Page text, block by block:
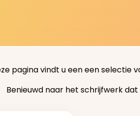
pagina vindt u een een selectie
Benieuwd naar het schrijfwerk